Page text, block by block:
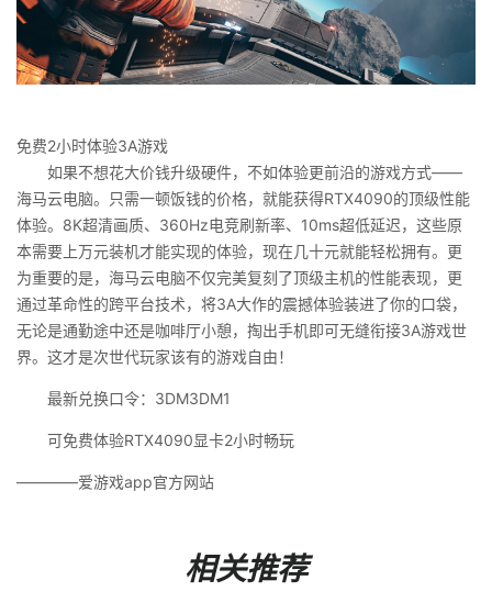
免费2小时体验3A游戏
如果不想花大价钱升级硬件，不如体验更前沿的游戏方式——
海马云电脑。只需一顿饭钱的价格，就能获得RTX4090的顶级性能
体验。8K超清画质、360Hz电竞刷新率、10ms超低延迟，这些原
本需要上万元装机才能实现的体验，现在几十元就能轻松拥有。更
为重要的是，海马云电脑不仅完美复刻了顶级主机的性能表现，更
通过革命性的跨平台技术，将3A大作的震撼体验装进了你的口袋，
无论是通勤途中还是咖啡厅小憩，掏出手机即可无缝衔接3A游戏世
界。这才是次世代玩家该有的游戏自由！
最新兑换口令：3DM3DM1
可免费体验RTX4090显卡2小时畅玩
————爱游戏app官方网站
相关推荐